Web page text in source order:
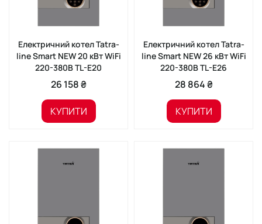
Електричний котел Tatra-
line Smart NEW 20 кВт WiFi
220-380В TL-E20
26 158 ₴
КУПИТИ
Електричний котел Tatra-
line Smart NEW 26 кВт WiFi
220-380В TL-E26
28 864 ₴
КУПИТИ